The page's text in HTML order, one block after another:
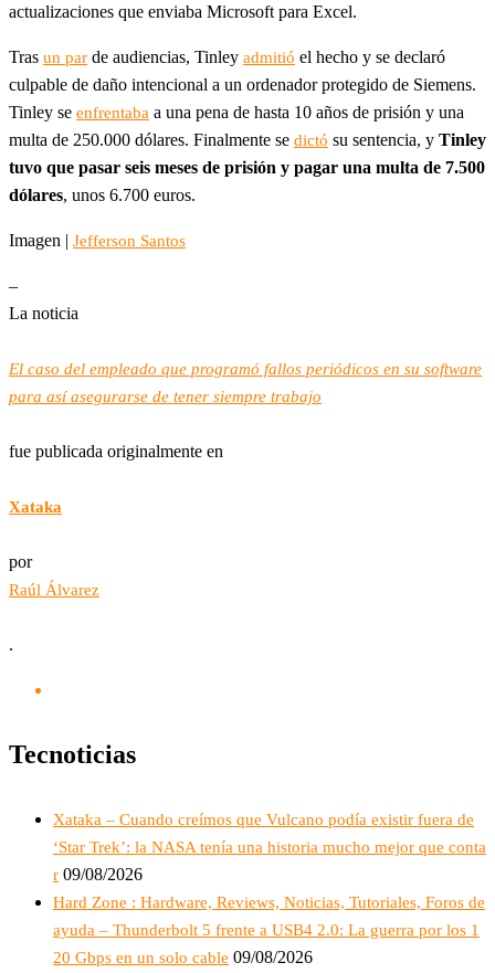
actualizaciones que enviaba Microsoft para Excel.
Tras un par de audiencias, Tinley admitió el hecho y se declaró
culpable de daño intencional a un ordenador protegido de Siemens.
Tinley se enfrentaba a una pena de hasta 10 años de prisión y una
multa de 250.000 dólares. Finalmente se dictó su sentencia, y Tinley
tuvo que pasar seis meses de prisión y pagar una multa de 7.500
dólares, unos 6.700 euros.
Imagen | Jefferson Santos
–
La noticia
El caso del empleado que programó fallos periódicos en su software
para así asegurarse de tener siempre trabajo
fue publicada originalmente en
Xataka
por
Raúl Álvarez
.
Tecnoticias
Xataka – Cuando creímos que Vulcano podía existir fuera de
‘Star Trek’: la NASA tenía una historia mucho mejor que conta
r 09/08/2026
Hard Zone : Hardware, Reviews, Noticias, Tutoriales, Foros de
ayuda – Thunderbolt 5 frente a USB4 2.0: La guerra por los 1
20 Gbps en un solo cable 09/08/2026